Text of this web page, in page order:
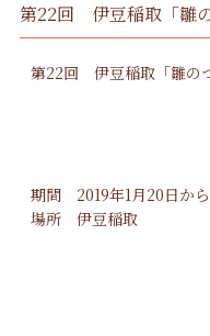
第22回 伊豆稲取「雛
第22回 伊豆稲取「雛の
期間 2019年1月20日から
場所 伊豆稲取